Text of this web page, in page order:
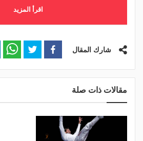
اقرأ المزيد
شارك المقال
مقالات ذات صلة